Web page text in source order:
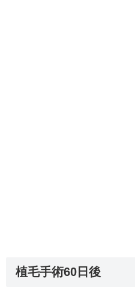
植毛手術60日後